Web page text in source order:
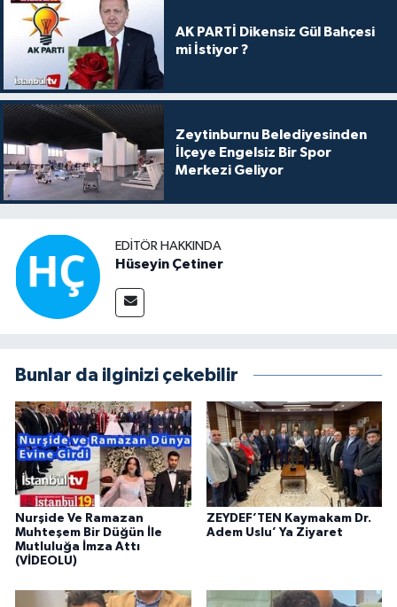
AK PARTİ Dikensiz Gül Bahçesi
mi İstiyor ?
Zeytinburnu Belediyesinden
İlçeye Engelsiz Bir Spor
Merkezi Geliyor
EDITÖR HAKKINDA
Hüseyin Çetiner
Bunlar da ilginizi çekebilir
Nurşide Ve Ramazan
Muhteşem Bir Düğün İle
Mutluluğa İmza Attı
(VİDEOLU)
ZEYDEF’TEN Kaymakam Dr.
Adem Uslu’ Ya Ziyaret